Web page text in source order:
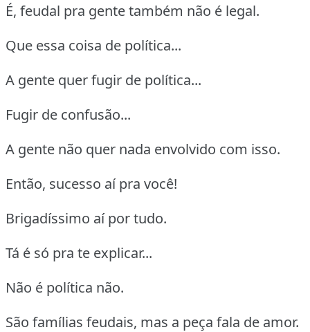
É, feudal pra gente também não é legal.
Que essa coisa de política...
A gente quer fugir de política...
Fugir de confusão...
A gente não quer nada envolvido com isso.
Então, sucesso aí pra você!
Brigadíssimo aí por tudo.
Tá é só pra te explicar...
Não é política não.
São famílias feudais, mas a peça fala de amor.